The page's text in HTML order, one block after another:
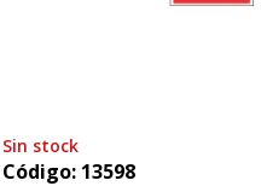
Sin stock
Código: 13598